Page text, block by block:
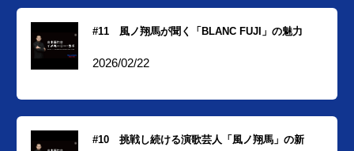
#11 風ノ翔馬が聞く「BLANC FUJI」の魅力
2026/02/22
#10 挑戦し続ける演歌芸人「風ノ翔馬」の新